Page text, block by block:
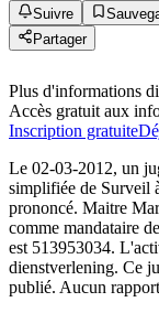
Suivre
Partager
Plus d'informations
Accès gratuit aux
Inscription gratuite
Le 02-03-2012, un
simplifiée de Surveil
prononcé. Maitre
comme mandataire
est 513953034.
dienstverlening. Ce
publié. Aucun